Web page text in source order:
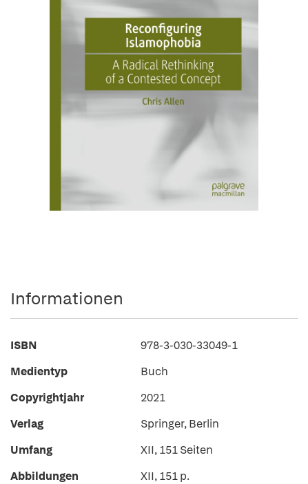
Informationen
ISBN
978-3-030-33049-1
Medientyp
Buch
Copyrightjahr
2021
Verlag
Springer, Berlin
Umfang
XII, 151 Seiten
Abbildungen
XII, 151 p.